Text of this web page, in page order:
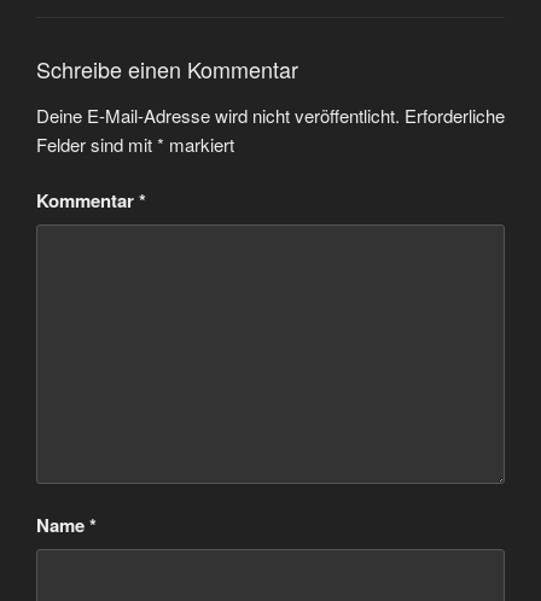
Schreibe einen Kommentar
Deine E-Mail-Adresse wird nicht veröffentlicht. Erforderliche
Felder sind mit* markiert
Kommentar*
Name*